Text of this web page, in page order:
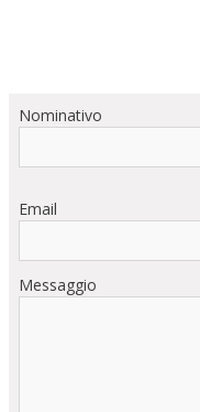
Nominativo
Email
Messaggio